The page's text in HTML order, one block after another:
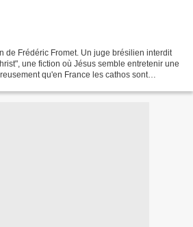
de Frédéric Fromet. Un juge brésilien interdit
une fiction où Jésus semble entretenir une
qu'en France les cathos sont